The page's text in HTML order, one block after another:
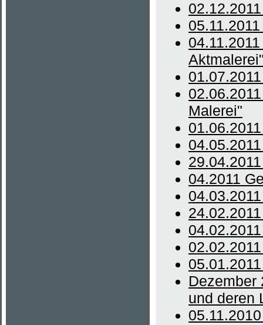
Malerei"
04.2011
Dezember
und deren